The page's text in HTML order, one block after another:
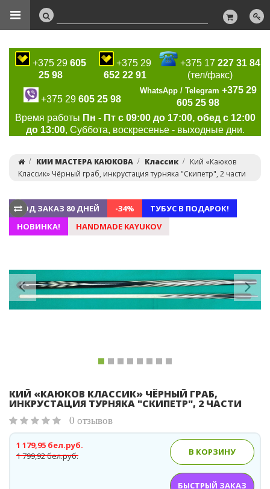
+375 29 605
25 98
+375 29
652 22 91
+375 17227 31 84
(тел/факс)
+375 29 605 25 98
WhatsApp / Telegram +375 29
605 25 98
Время работы Пн - Пт с 09:00 до 17:00, обед с 12:00
до 13:00, Суббота, воскресенье - выходные дни.
КИИ МАСТЕРА КАЮКОВА Классик
Кий «Каюков
Классик» Чёрный граб, инкрустация турняка "Скипетр", 2 части
ПОД ЗАКАЗ 80 ДНЕЙ -34%
ТУБУС В ПОДАРОК!
НОВИНКА!
HANDMADE KAYUKOV
КИЙ «КАЮКОВ КЛАССИК» ЧЁРНЫЙ ГРАБ,
ИНКРУСТАЦИЯ ТУРНЯКА "СКИПЕТР", 2 ЧАСТИ
0 отзывов
1 799,92 бел.руб.
1 179,95 бел.руб.
В КОРЗИНУ
БЫСТРЫЙ ЗАКАЗ